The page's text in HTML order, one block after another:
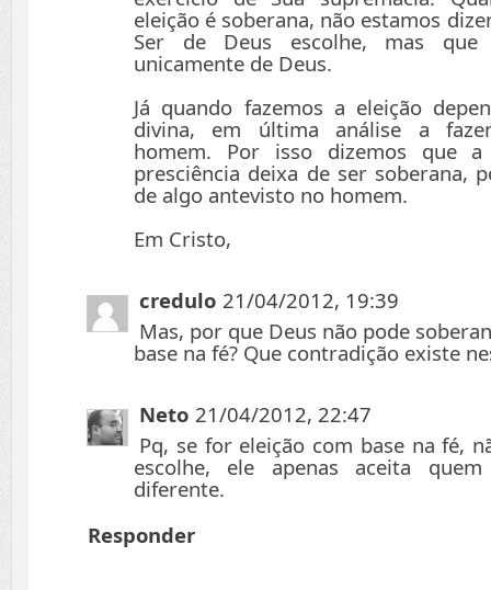
eleição é soberana, não estamos
Ser de Deus escolhe, mas que
unicamente de Deus.
Já quando fazemos a eleição
divina, em última análise a
homem. Por isso dizemos que a
presciência deixa de ser soberana,
de algo antevisto no homem.
Em Cristo,
credulo 21/04/2012, 19:39
Mas, por que Deus não pode
base na fé? Que contradição existe
Neto 21/04/2012, 22:47
Pq, se for eleição com base na fé,
escolhe, ele apenas aceita
diferente.
Responder